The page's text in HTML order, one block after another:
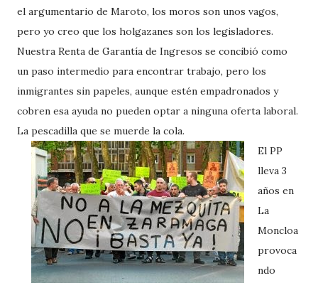
el argumentario de Maroto, los moros son unos vagos,
pero yo creo que los holgazanes son los legisladores.
Nuestra Renta de Garantía de Ingresos se concibió como
un paso intermedio para encontrar trabajo, pero los
inmigrantes sin papeles, aunque estén empadronados y
cobren esa ayuda no pueden optar a ninguna oferta laboral.
La pescadilla que se muerde la cola.
El PP
lleva 3
años en
La
Moncloa
provoca
ndo